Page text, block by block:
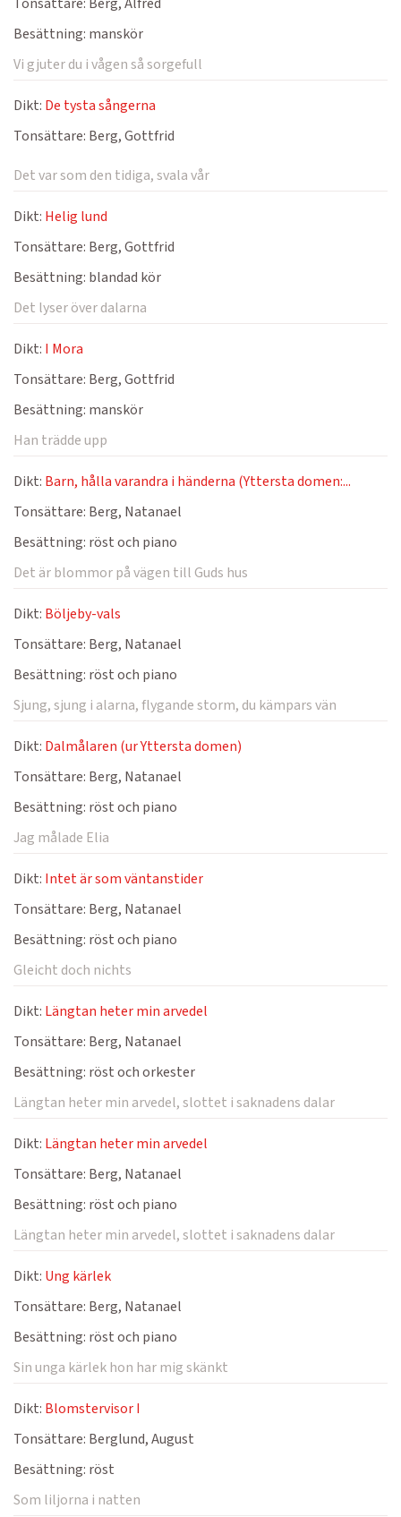
Besättning: manskör
Vi gjuter du i vågen så sorgefull
Dikt: De tysta sångerna
Tonsättare: Berg, Gottfrid
Det var som den tidiga, svala vår
Dikt: Helig lund
Tonsättare: Berg, Gottfrid
Besättning: blandad kör
Det lyser över dalarna
Dikt: I Mora
Tonsättare: Berg, Gottfrid
Besättning: manskör
Han trädde upp
Dikt: Barn, hålla varandra i händerna (Yttersta domen:...
Tonsättare: Berg, Natanael
Besättning: röst och piano
Det är blommor på vägen till Guds hus
Dikt: Böljeby-vals
Tonsättare: Berg, Natanael
Besättning: röst och piano
Sjung, sjung i alarna, flygande storm, du kämpars vän
Dikt: Dalmålaren (ur Yttersta domen)
Tonsättare: Berg, Natanael
Besättning: röst och piano
Jag målade Elia
Dikt: Intet är som väntanstider
Tonsättare: Berg, Natanael
Besättning: röst och piano
Gleicht doch nichts
Dikt: Längtan heter min arvedel
Tonsättare: Berg, Natanael
Besättning: röst och orkester
Längtan heter min arvedel, slottet i saknadens dalar
Dikt: Längtan heter min arvedel
Tonsättare: Berg, Natanael
Besättning: röst och piano
Längtan heter min arvedel, slottet i saknadens dalar
Dikt: Ung kärlek
Tonsättare: Berg, Natanael
Besättning: röst och piano
Sin unga kärlek hon har mig skänkt
Dikt: Blomstervisor I
Tonsättare: Berglund, August
Besättning: röst
Som liljorna i natten